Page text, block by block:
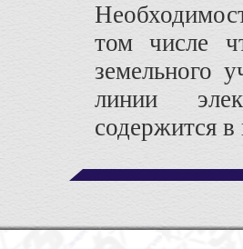
том числе
земельного
линии
содержится